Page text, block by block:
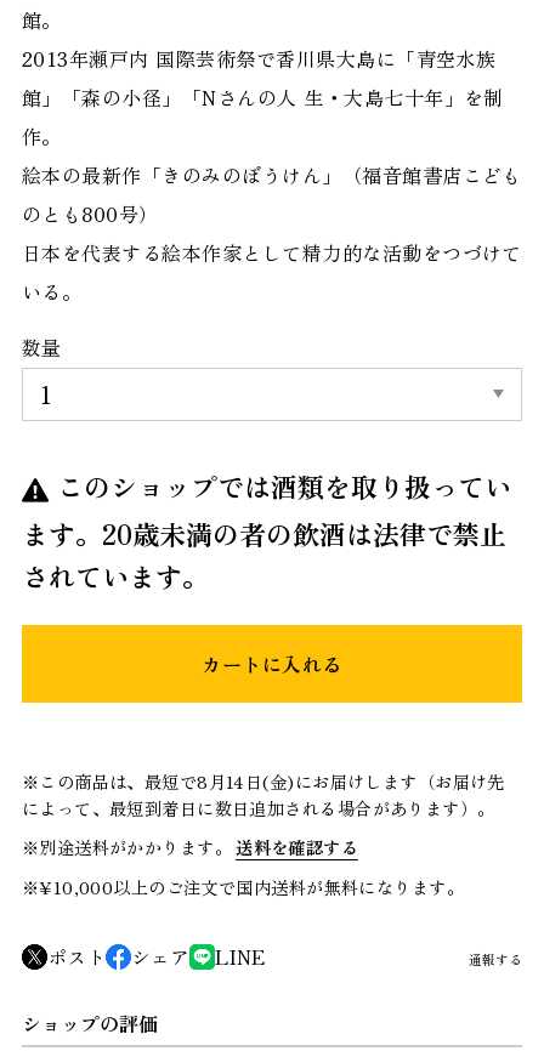
館。
2013年瀬戸内 国際芸術祭で香川県大島に「青空水族
館」「森の小径」「Nさんの人 生・大島七十年」を制
作。
絵本の最新作「きのみのぼうけん」（福音館書店こども
のとも800号）
日本を代表する絵本作家として精力的な活動をつづけて
いる。
数量
このショップでは酒類を取り扱ってい
ます。20歳未満の者の飲酒は法律で禁止
されています。
カートに入れる
※この商品は、最短で8月14日(金)にお届けします（お届け先
によって、最短到着日に数日追加される場合があります）。
※別途送料がかかります。 送料を確認する
※¥10,000以上のご注文で国内送料が無料になります。
ポスト シェア LINE 通報する
ショップの評価